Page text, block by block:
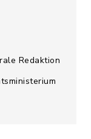
Redaktion